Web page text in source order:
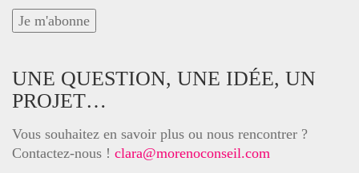
UNE QUESTION, UNE IDÉE, UN
PROJET…
Vous souhaitez en savoir plus ou nous rencontrer ?
Contactez-nous ! clara@morenoconseil.com